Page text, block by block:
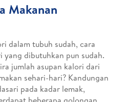
Makanan
dalam tubuh sudah, cara
dibutuhkan pun sudah.
jumlah asupan kalori dari
sehari-hari? Kandungan
pada kadar lemak,